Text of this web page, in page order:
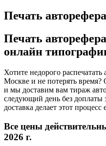
Печать
Печать
онлайн
Хотите недорого распечатать
Москве и не потерять время?
и мы доставим вам тираж
следующий день без доплаты
доставка делает этот
Все цены
2026 г.